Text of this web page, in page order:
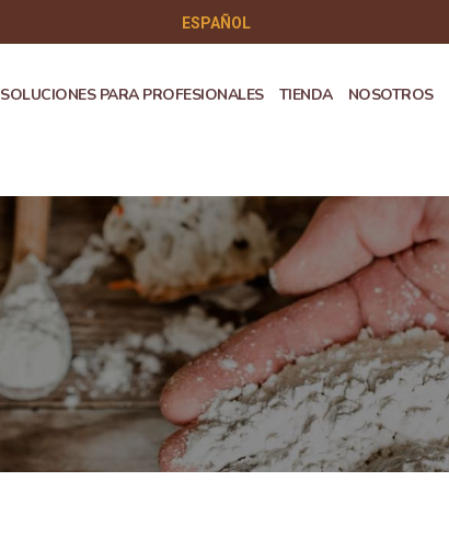
ESPAÑOL
SOLUCIONES PARA PROFESIONALES TIENDA NOSOTROS